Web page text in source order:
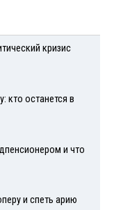
кризис
кто останется в
и что
и спеть арию